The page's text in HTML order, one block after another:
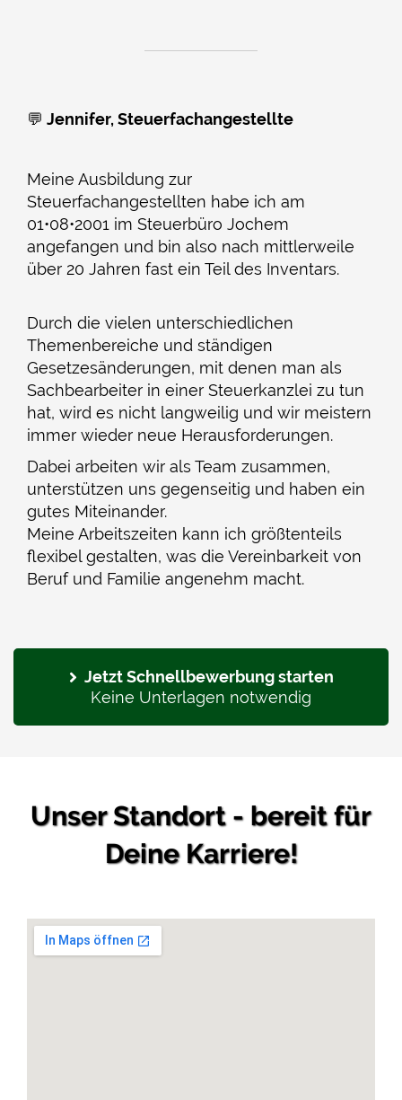
💬 Jennifer, Steuerfachangestellte
Meine Ausbildung zur
Steuerfachangestellten habe ich am
01•08•2001 im Steuerbüro Jochem
angefangen und bin also nach mittlerweile
über 20 Jahren fast ein Teil des Inventars.
Durch die vielen unterschiedlichen
Themenbereiche und ständigen
Gesetzesänderungen, mit denen man als
Sachbearbeiter in einer Steuerkanzlei zu tun
hat, wird es nicht langweilig und wir meistern
immer wieder neue Herausforderungen.
Dabei arbeiten wir als Team zusammen,
unterstützen uns gegenseitig und haben ein
gutes Miteinander.
Meine Arbeitszeiten kann ich größtenteils
flexibel gestalten, was die Vereinbarkeit von
Beruf und Familie angenehm macht.
Jetzt Schnellbewerbung starten
Keine Unterlagen notwendig
Unser Standort - bereit für
Deine Karriere!